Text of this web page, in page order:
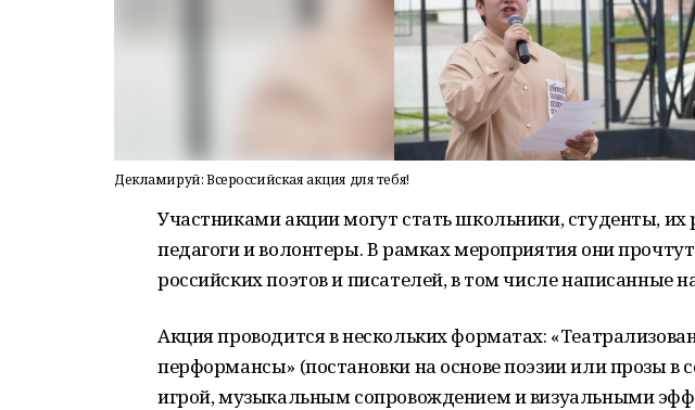
Декламируй: Всероссийская акция для тебя!
Участниками акции могут стать школьники, студенты, их
педагоги и волонтеры. В рамках мероприятия они
российских поэтов и писателей, в том числе написанные
Акция проводится в нескольких форматах:
перформансы» (постановки на основе поэзии или прозы в
игрой, музыкальным сопровождением и визуальными